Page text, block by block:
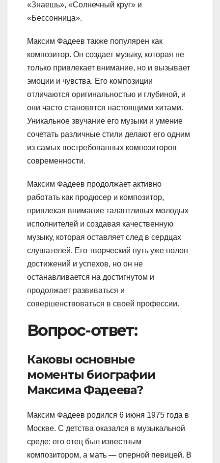
«Знаешь», «Солнечный круг» и
«Бессонница».
Максим Фадеев также популярен как
композитор. Он создает музыку, которая не
только привлекает внимание, но и вызывает
эмоции и чувства. Его композиции
отличаются оригинальностью и глубиной, и
они часто становятся настоящими хитами.
Уникальное звучание его музыки и умение
сочетать различные стили делают его одним
из самых востребованных композиторов
современности.
Максим Фадеев продолжает активно
работать как продюсер и композитор,
привлекая внимание талантливых молодых
исполнителей и создавая качественную
музыку, которая оставляет след в сердцах
слушателей. Его творческий путь уже полон
достижений и успехов, но он не
останавливается на достигнутом и
продолжает развиваться и
совершенствоваться в своей профессии.
Вопрос-ответ:
Каковы основные
моменты биографии
Максима Фадеева?
Максим Фадеев родился 6 июня 1975 года в
Москве. С детства оказался в музыкальной
среде: его отец был известным
композитором, а мать — оперной певицей. В